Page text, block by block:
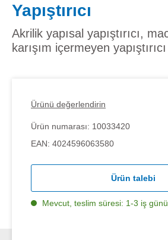
Yapıştırıcı
Akrilik yapısal yapıştırıcı,
karışım içermeyen yapıştırıcı
Ürünü değerlendirin
Ürün numarası: 10033420
EAN: 4024596063580
Ürün talebi
Mevcut, teslim süresi: 1-3 iş günü